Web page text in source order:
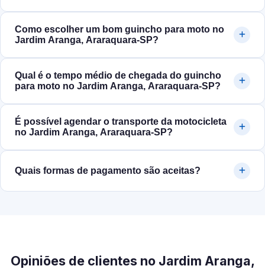
Como escolher um bom guincho para moto no
Jardim Aranga, Araraquara‑SP?
Qual é o tempo médio de chegada do guincho
para moto no Jardim Aranga, Araraquara‑SP?
É possível agendar o transporte da motocicleta
no Jardim Aranga, Araraquara‑SP?
Quais formas de pagamento são aceitas?
Opiniões de clientes no Jardim Aranga,